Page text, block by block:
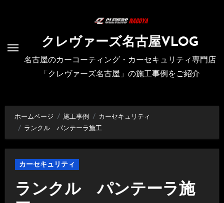
クレヴァーズ名古屋VLOG
名古屋のカーコーティング・カーセキュリティ専門店
「クレヴァーズ名古屋」の施工事例をご紹介
ホームページ 施工事例
カーセキュリティ
ランクル パンテーラ施工
カーセキュリティ
ランクル パンテーラ施